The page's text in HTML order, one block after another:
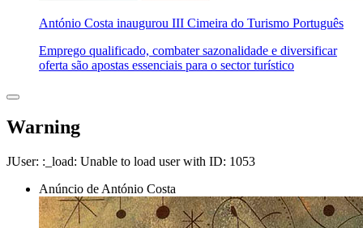
António Costa inaugurou III Cimeira do Turismo Português
Emprego qualificado, combater sazonalidade e diversificar
oferta são apostas essenciais para o sector turístico
Warning
JUser: :_load: Unable to load user with ID: 1053
Anúncio de António Costa